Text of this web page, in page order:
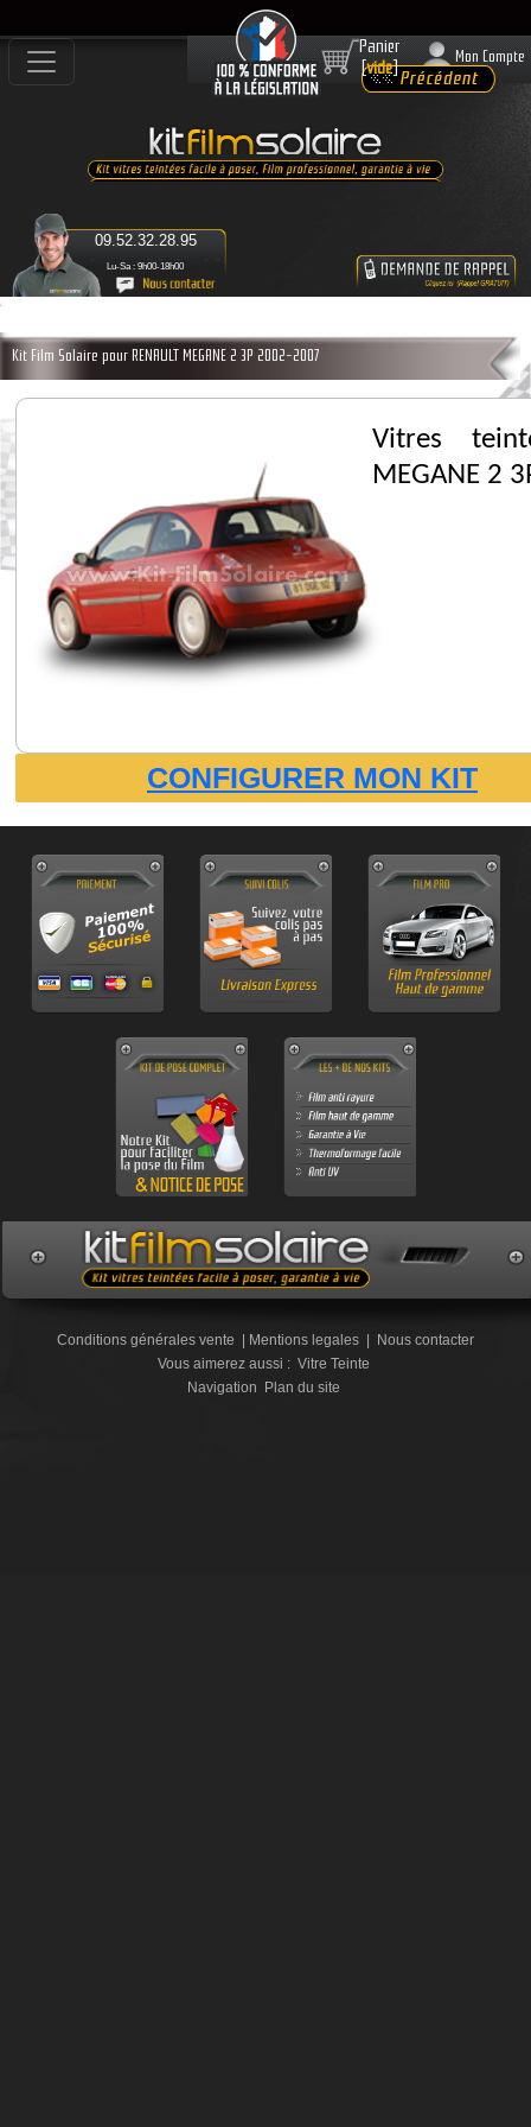
Lu-Sa : 9h00-18h00
09.52.32.28.95
Panier
[vide]
Mon Compte
Kit Film Solaire pour RENAULT MEGANE 2 3P 2002-2007
Vitres
MEGANE 2
CONFIGURER MON KIT
Conditions générales vente | Mentions legales | Nous contacter
Vous aimerez aussi : Vitre Teinte
Navigation Plan du site